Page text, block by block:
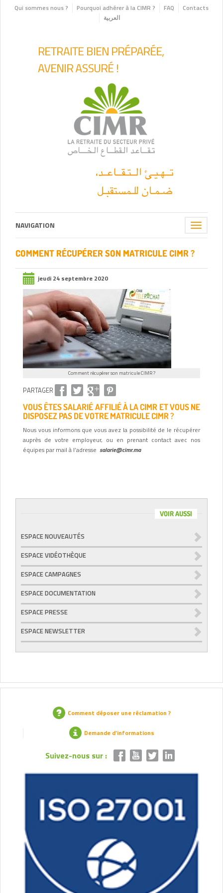
Qui sommes nous ? Pourquoi adhérer à la CIMR ? FAQ
Contacts
العربية
Toggle
NAVIGATION
COMMENT RÉCUPÉRER SON MATRICULE CIMR ?
jeudi 24 septembre 2020
Comment récupérer son matricule CIMR ?
PARTAGER
VOUS ÊTES SALARIÉ AFFILIÉ À LA CIMR ET VOUS NE
DISPOSEZ PAS DE VOTRE MATRICULE CIMR ?
Nous vous informons que vous avez la possibilité de le récupérer
auprès de votre employeur, ou en prenant contact avec nos
équipes par mail à l’adresse salarie@cimr.ma
VOIR AUSSI
ESPACE NOUVEAUTÉS
ESPACE VIDÉOTHÈQUE
ESPACE CAMPAGNES
ESPACE DOCUMENTATION
ESPACE PRESSE
ESPACE NEWSLETTER
Comment déposer une réclamation ?
Demande d’informations
Suivez-nous sur :